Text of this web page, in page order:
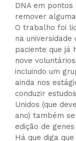
DNA em
remover
O trabalho foi
na universidade
paciente que já
nove
incluindo um
ainda nos
conduzir
Unidos (que
ano) também
edição de
Há que diga